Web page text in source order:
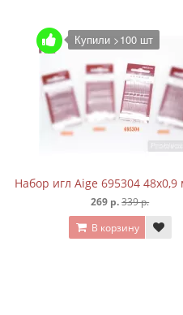
Купили >100 шт
Набор игл Aige 695304
269 р. 339 р.
В корзину